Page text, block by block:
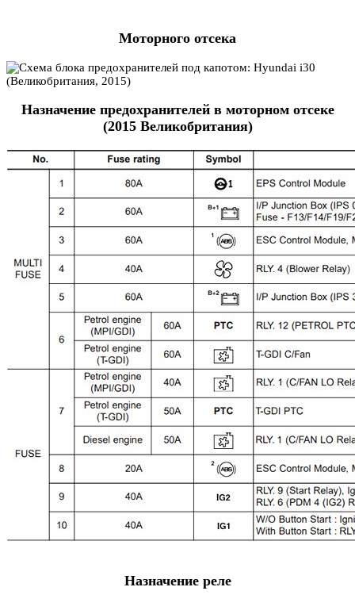
Моторного отсека
Назначение предохранителей в моторном отсеке
(2015 Великобритания)
Назначение реле